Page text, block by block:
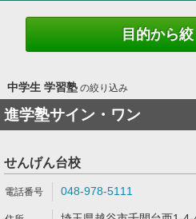
目的から
中学生 学習塾の絞り込み
進学塾サイン・ワン
せんげん台校
048-978-5111